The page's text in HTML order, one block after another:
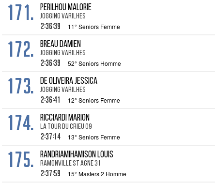
171. PERILHOU Malorie
JOGGING VARILHES
2:36:39 11° Seniors Femme
172. BREAU Damien
Jogging Varilhes
2:36:39 52° Seniors Homme
173. DE OLIVEIRA Jessica
Jogging Varilhes
2:36:41 12° Seniors Femme
174. RICCIARDI Marion
La Tour du Crieu 09
2:37:14 13° Seniors Femme
175. RANDRIAMIHAMISON Louis
Ramonville St Agne 31
2:37:59 15° Masters 2 Homme